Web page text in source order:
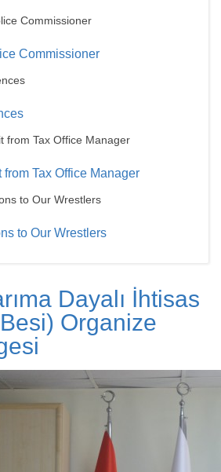
Commissioner
Tax Office Manager
to Our Wrestlers
Dayalı İhtisas
Organize